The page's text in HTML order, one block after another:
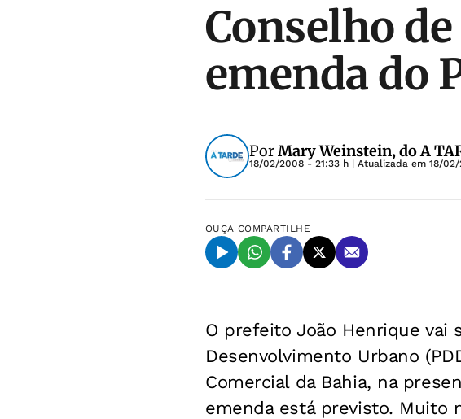
Conselho
emenda do
PorMary Weinstein, do A
18/02/2008 - 21:33 h | Atualizada em 18/
OUÇA COMPARTILHE
O prefeito João Henrique vai
Desenvolvimento Urbano
Comercial da Bahia, na
emenda está previsto. Muito